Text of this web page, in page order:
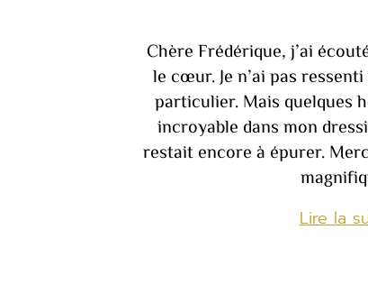
Chère Frédérique, j’ai
le cœur. Je n’ai pas
particulier. Mais quelques
incroyable dans mon
restait encore à épurer.
Lire la